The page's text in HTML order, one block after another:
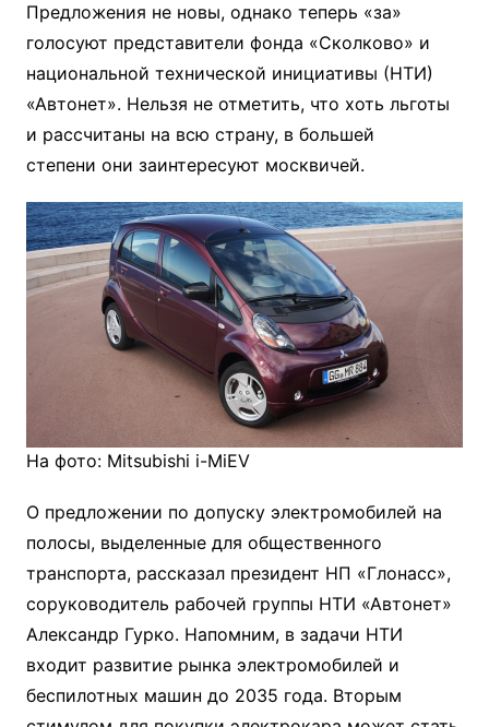
Предложения не новы, однако теперь «за»
голосуют представители фонда «Сколково» и
национальной технической инициативы (НТИ)
«Автонет». Нельзя не отметить, что хоть льготы
и рассчитаны на всю страну, в большей
степени они заинтересуют москвичей.
На фото: Mitsubishi i-MiEV
О предложении по допуску электромобилей на
полосы, выделенные для общественного
транспорта, рассказал президент НП «Глонасс»,
соруководитель рабочей группы НТИ «Автонет»
Александр Гурко. Напомним, в задачи НТИ
входит развитие рынка электромобилей и
беспилотных машин до 2035 года. Вторым